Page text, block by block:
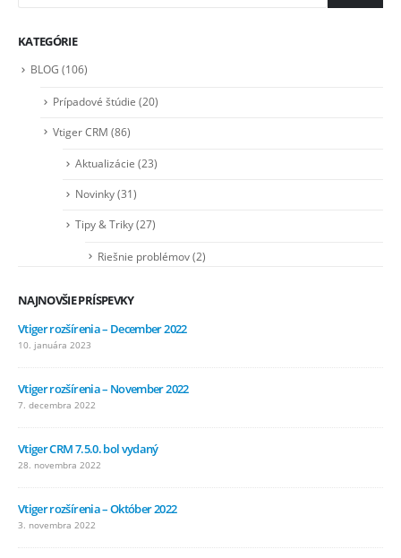
KATEGÓRIE
BLOG (106)
Prípadové štúdie (20)
Vtiger CRM (86)
Aktualizácie (23)
Novinky(31)
Tipy & Triky(27)
Riešnie problémov(2)
NAJNOVŠIE PRÍSPEVKY
Vtiger rozšírenia – December 2022
10. januára 2023
Vtiger rozšírenia – November 2022
7. decembra 2022
Vtiger CRM 7.5.0. bol vydaný
28. novembra 2022
Vtiger rozšírenia – Október 2022
3. novembra 2022